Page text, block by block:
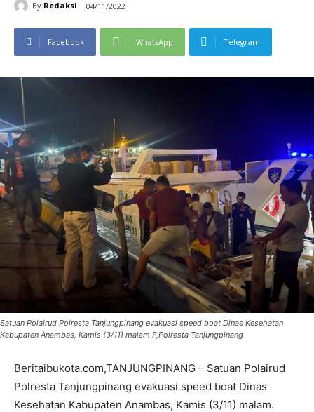
By Redaksi 04/11/2022
Facebook WhatsApp Telegram
Satuan Polairud Polresta Tanjungpinang evakuasi speed boat Dinas Kesehatan
Kabupaten Anambas, Kamis (3/11) malam F,Polresta Tanjungpinang
Beritaibukota.com,TANJUNGPINANG – Satuan Polairud
Polresta Tanjungpinang evakuasi speed boat Dinas
Kesehatan Kabupaten Anambas, Kamis (3/11) malam.